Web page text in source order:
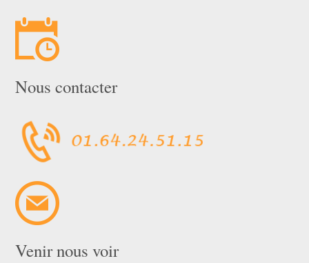
Nous contacter
Venir nous voir